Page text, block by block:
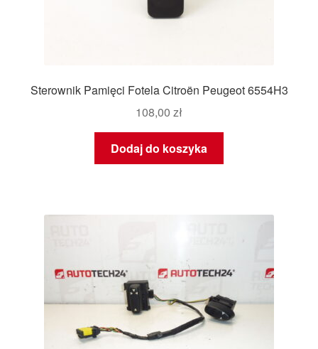
Sterownik Pamięci Fotela Citroën Peugeot 6554H3
108,00 zł
Dodaj do koszyka